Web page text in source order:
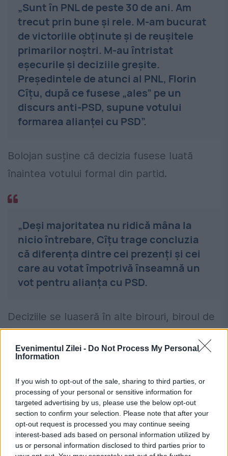
Evenimentul Zilei - Do Not Process My Personal
Information
If you wish to opt-out of the sale, sharing to third parties, or
processing of your personal or sensitive information for
targeted advertising by us, please use the below opt-out
section to confirm your selection. Please note that after your
opt-out request is processed you may continue seeing
interest-based ads based on personal information utilized by
us or personal information disclosed to third parties prior to
„Sunt în PNL de peste 30 de ani. Am
trecut prin bune și rele. M-am bucurat
de victoriile obținute și de reușitele
primarilor noștri. M-au întristat
eșecurile și deciziile greșite.
Președintele de atunci al PNL, Florin
Cîțu, după ce fusese „ales” pe un
discurs anti-PSD, supune votului
formarea alianței cu PSD”.
Bolojan susține că decizia fusese luată
înaintea votului formal din partid.
„Deși majoritatea nu ridică mâna la
nicio întrebare, Cîțu trage concluzia
că diferența dintre cei prezenți și cei
care au votat împotrivă înseamnă un
vot pentru alianța cu PSD.
Deciziile se luaseră în alte birouri, biroul de
Decizia de ieșire din coaliție
Ilie Bolojan a comparat acel moment cu
ședința conducerii PNL din 2026, în care
liberalii au decis ruperea colaborării cu PSD
și intrarea în opoziție.